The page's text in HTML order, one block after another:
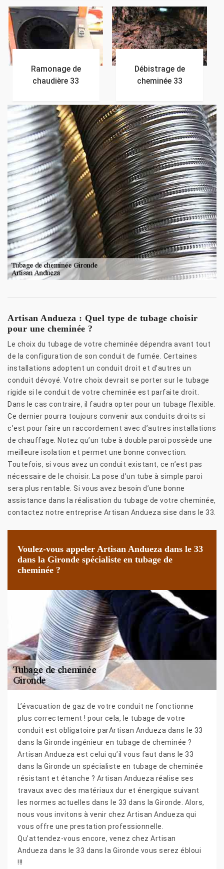
Ramonage de
chaudière 33
Débistrage de
cheminée 33
Artisan Andueza : Quel type de tubage choisir
pour une cheminée ?
Le choix du tubage de votre cheminée dépendra avant tout
de la configuration de son conduit de fumée. Certaines
installations adoptent un conduit droit et d’autres un
conduit dévoyé. Votre choix devrait se porter sur le tubage
rigide si le conduit de votre cheminée est parfaite droit.
Dans le cas contraire, il faudra opter pour un tubage flexible.
Ce dernier pourra toujours convenir aux conduits droits si
c’est pour faire un raccordement avec d’autres installations
de chauffage. Notez qu’un tube à double paroi possède une
meilleure isolation et permet une bonne convection.
Toutefois, si vous avez un conduit existant, ce n’est pas
nécessaire de le choisir. La pose d’un tube à simple paroi
sera plus rentable. Si vous avez besoin d’une bonne
assistance dans la réalisation du tubage de votre cheminée,
contactez notre entreprise Artisan Andueza sise dans le 33.
Voulez-vous appeler Artisan Andueza dans le 33
dans la Gironde spécialiste en tubage de
cheminée ?
L’évacuation de gaz de votre conduit ne fonctionne
plus correctement ! pour cela, le tubage de votre
conduit est obligatoire parArtisan Andueza dans le 33
dans la Gironde ingénieur en tubage de cheminée ?
Artisan Andueza est celui qu’il vous faut dans le 33
dans la Gironde un spécialiste en tubage de cheminée
résistant et étanche ? Artisan Andueza réalise ses
travaux avec des matériaux dur et énergique suivant
les normes actuelles dans le 33 dans la Gironde. Alors,
nous vous invitons à venir chez Artisan Andueza qui
vous offre une prestation professionnelle.
Qu’attendez-vous encore, venez chez Artisan
Andueza dans le 33 dans la Gironde vous serez ébloui
!!!